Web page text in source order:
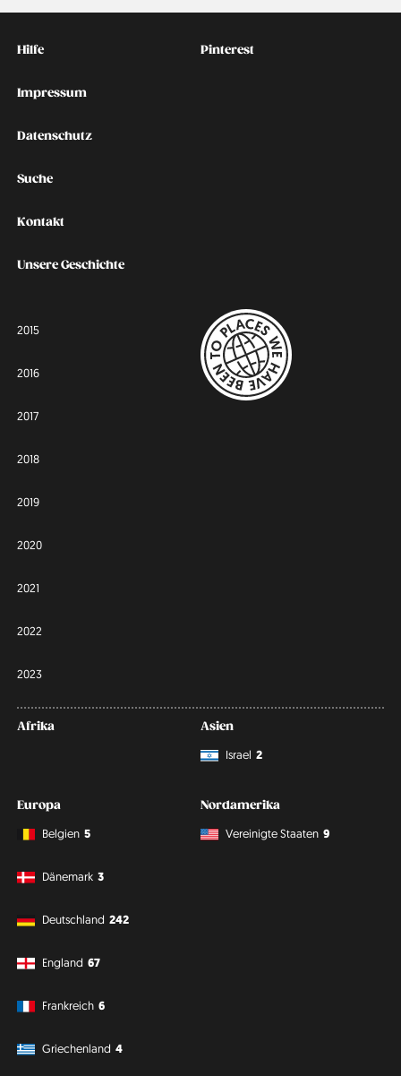
Kontakt
Hilfe
Impressum
Datenschutz
Suche
Kontakt
Unsere Geschichte
Social
Pinterest
2015
2016
2017
2018
2019
2020
2021
2022
2023
Afrika
Asien
Israel 2
Europa
Belgien 5
Dänemark 3
Deutschland 242
England 67
Frankreich 6
Griechenland 4
Nordamerika
Vereinigte Staaten 9